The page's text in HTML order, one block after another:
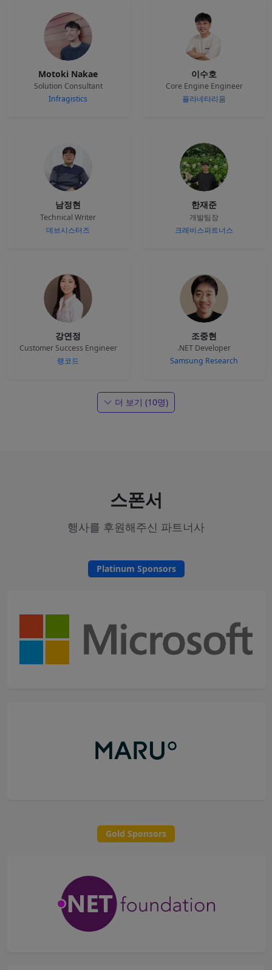
Motoki Nakae
Solution Consultant
Infragistics
이수호
Core Engine Engineer
플라네타리움
남정현
Technical Writer
데브시스터즈
한재준
개발팀장
크레비스파트너스
강연정
Customer Success Engineer
랭코드
조중현
.NET Developer
Samsung Research
더 보기 (10명)
스폰서
행사를 후원해주신 파트너사
Platinum Sponsors
Gold Sponsors